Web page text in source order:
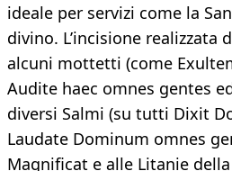
ideale per servizi come la
divino. L’incisione realizzata
alcuni mottetti (come
Audite haec omnes gentes
diversi Salmi (su tutti Dixit
Laudate Dominum omnes
Magnificat e alle Litanie